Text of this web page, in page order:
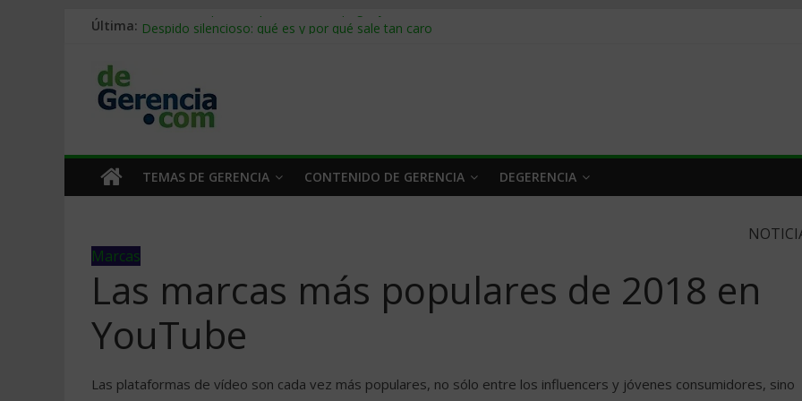
Última: Stablecoins para empresas: cómo pagar y cobrar en 2026
Trabajo forzoso en la cadena de suministro: qué hacer
Mercado hispano de EE. UU.: cómo segmentarlo y venderle
TEMAS DE GERENCIA CONTENIDO DE GERENCIA DEGERENCIA
Marcas
Las marcas más populares de 2018 en
YouTube
Las plataformas de vídeo son cada vez más populares, no sólo entre los influencers y jóvenes consumidores, sino